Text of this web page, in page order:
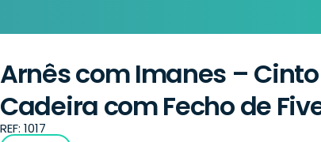
Arnês com Imanes –
Cadeira com Fecho de
REF: 1017